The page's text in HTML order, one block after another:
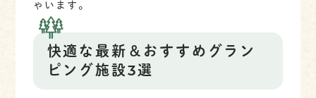
ゃいます。
快適な最新＆おすすめグラン
ピング施設3選